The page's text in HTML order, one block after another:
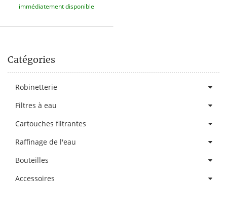
immédiatement disponible
Catégories
Robinetterie
Filtres à eau
Cartouches filtrantes
Raffinage de l'eau
Bouteilles
Accessoires